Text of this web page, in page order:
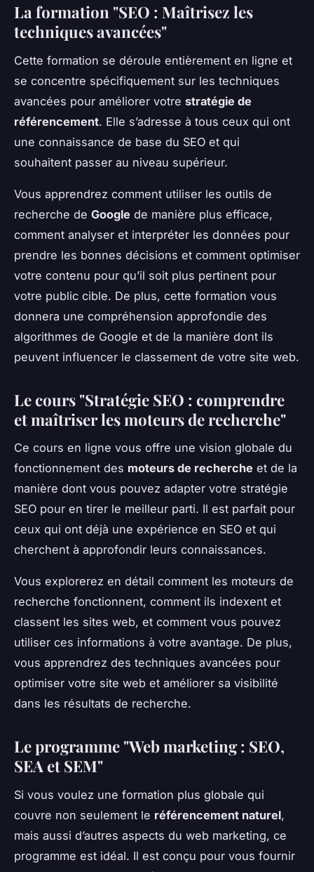
La formation "SEO : Maîtrisez les
techniques avancées"
Cette formation se déroule entièrement en ligne et
se concentre spécifiquement sur les techniques
avancées pour améliorer votre stratégie de
référencement. Elle s’adresse à tous ceux qui ont
une connaissance de base du SEO et qui
souhaitent passer au niveau supérieur.
Vous apprendrez comment utiliser les outils de
recherche de Google de manière plus efficace,
comment analyser et interpréter les données pour
prendre les bonnes décisions et comment optimiser
votre contenu pour qu’il soit plus pertinent pour
votre public cible. De plus, cette formation vous
donnera une compréhension approfondie des
algorithmes de Google et de la manière dont ils
peuvent influencer le classement de votre site web.
Le cours "Stratégie SEO : comprendre
et maîtriser les moteurs de recherche"
Ce cours en ligne vous offre une vision globale du
fonctionnement des moteurs de recherche et de la
manière dont vous pouvez adapter votre stratégie
SEO pour en tirer le meilleur parti. Il est parfait pour
ceux qui ont déjà une expérience en SEO et qui
cherchent à approfondir leurs connaissances.
Vous explorerez en détail comment les moteurs de
recherche fonctionnent, comment ils indexent et
classent les sites web, et comment vous pouvez
utiliser ces informations à votre avantage. De plus,
vous apprendrez des techniques avancées pour
optimiser votre site web et améliorer sa visibilité
dans les résultats de recherche.
Le programme "Web marketing : SEO,
SEA et SEM"
Si vous voulez une formation plus globale qui
couvre non seulement le référencement naturel,
mais aussi d’autres aspects du web marketing, ce
programme est idéal. Il est conçu pour vous fournir